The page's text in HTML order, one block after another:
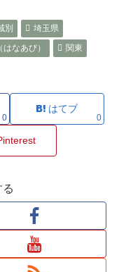
別
埼玉県
なあび） 関東
0
はてブ
0